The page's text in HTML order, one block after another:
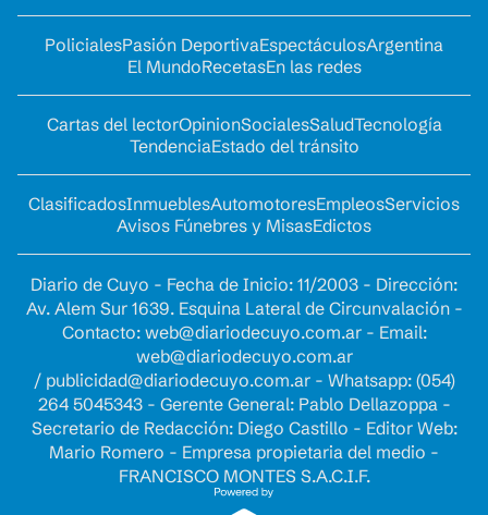
PolicialesPasión DeportivaEspectáculosArgentina
El MundoRecetasEn las redes
Cartas del lectorOpinionSocialesSaludTecnología
TendenciaEstado del tránsito
ClasificadosInmueblesAutomotoresEmpleosServicios
Avisos Fúnebres y MisasEdictos
Diario de Cuyo - Fecha de Inicio: 11/2003 - Dirección:
Av. Alem Sur 1639. Esquina Lateral de Circunvalación -
Contacto: web@diariodecuyo.com.ar- Email:
web@diariodecuyo.com.ar
/ publicidad@diariodecuyo.com.ar- Whatsapp: (054)
264 5045343 - Gerente General: Pablo Dellazoppa -
Secretario de Redacción: Diego Castillo - Editor Web:
Mario Romero - Empresa propietaria del medio -
FRANCISCO MONTES S.A.C.I.F.